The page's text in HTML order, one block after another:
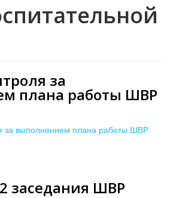
за
плана работы ШВР
за выполнением плана работы ШВР
заседания ШВР